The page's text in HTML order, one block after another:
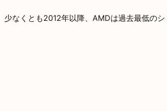
少なくとも2012年以降、AMDは過去最低のシ